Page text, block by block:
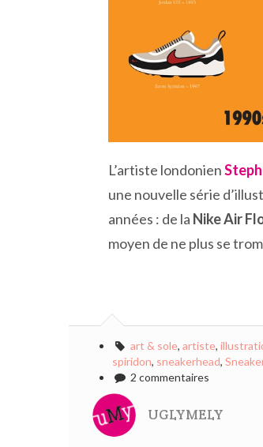
L’artiste londonien
une nouvelle série
années : de la Nike Air
moyen de ne plus se
art & sole, artiste,
spiridon, sneakerhead,
2 commentaires
UGLYMELY